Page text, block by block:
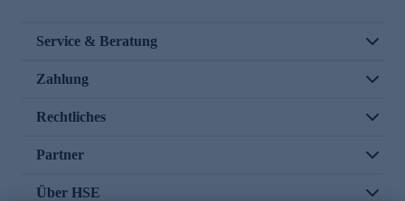
Service & Beratung
Zahlung
Rechtliches
Partner
Über HSE